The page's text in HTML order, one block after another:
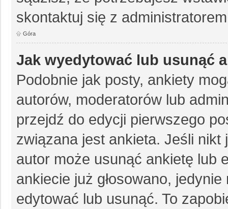
skontaktuj się z
Góra
Jak wyedytować lub usunąć
Podobnie jak posty, ankiety
autorów, moderatorów lub
przejdź do edycji pierwszego
związana jest ankieta. Jeśli nikt
autor może usunąć ankietę lub
ankiecie już głosowano,
edytować lub usunąć. To